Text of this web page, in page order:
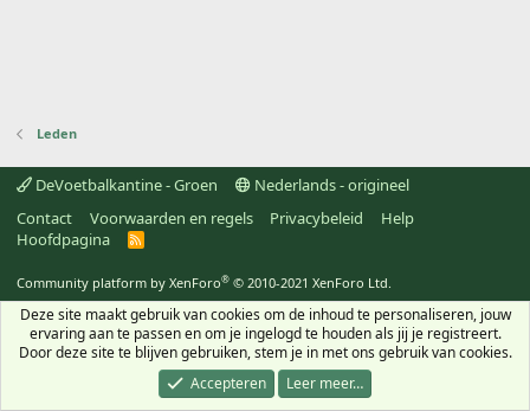
Leden
DeVoetbalkantine - Groen
Nederlands - origineel
Contact
Voorwaarden en regels Privacybeleid
Help
Hoofdpagina
R
Community platform by XenForo® © 2010-2021 XenForo Ltd.
Deze site maakt gebruik van cookies om de inhoud te personaliseren, jouw
ervaring aan te passen en om je ingelogd te houden als jij je registreert.
Door deze site te blijven gebruiken, stem je in met ons gebruik van cookies.
Accepteren
Leer meer…